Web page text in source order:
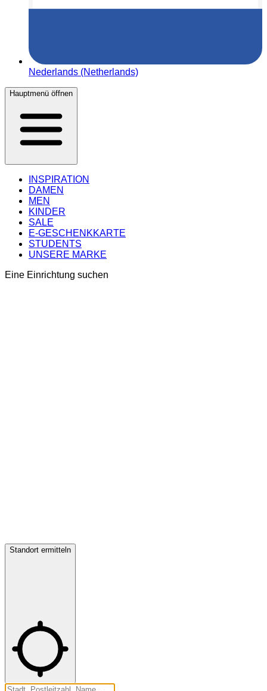
Nederlands (Netherlands)
Hauptmenü öffnen
INSPIRATION
DAMEN
MEN
KINDER
SALE
E-GESCHENKKARTE
STUDENTS
UNSERE MARKE
Eine Einrichtung suchen
Standort ermitteln